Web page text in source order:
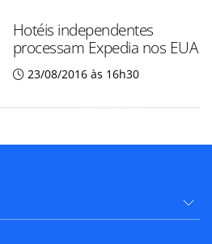
Hotéis independentes
processam Expedia nos EUA
23/08/2016 às 16h30